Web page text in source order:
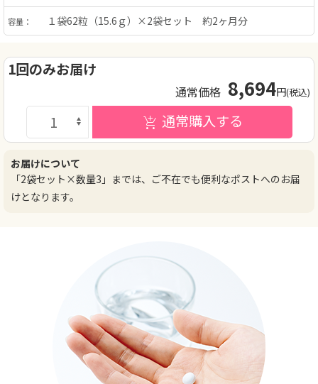
容量： １袋62粒（15.6ｇ）×2袋セット 約2ヶ月分
1回のみお届け
通常価格 8,694円(税込)
通常購入する
お届けについて
「2袋セット×数量3」までは、ご不在でも便利なポストへのお届
けとなります。